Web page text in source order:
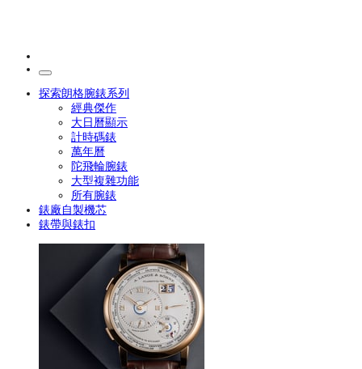
探索朗格腕錶系列
經典傑作
大日曆顯示
計時碼錶
萬年曆
陀飛輪腕錶
大型複雜功能
所有腕錶
錶廠自製機芯
錶帶與錶扣